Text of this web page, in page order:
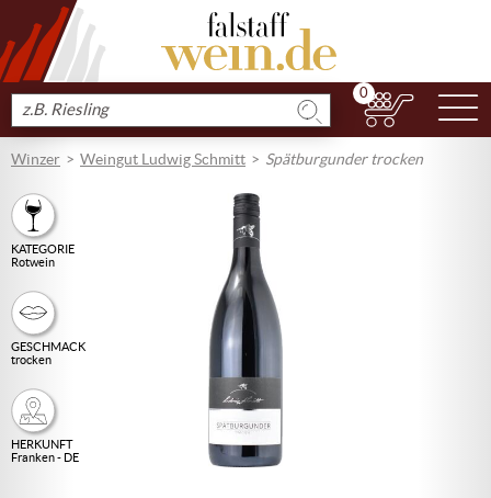
Produkt
suchen
0
Winzer Weingut Ludwig Schmitt Spätburgunder trocken
KATEGORIE
Rotwein
GESCHMACK
trocken
HERKUNFT
Franken - DE